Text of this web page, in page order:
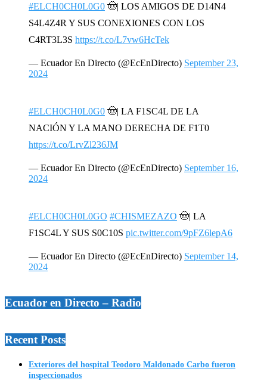
#ELCH0CH0L0G0 🤠| LOS AMIGOS DE D14N4
S4L4Z4R Y SUS CONEXIONES CON LOS
C4RT3L3S https://t.co/L7vw6HcTek
— Ecuador En Directo (@EcEnDirecto) September 23,
2024
#ELCH0CH0L0G0 🤠| LA F1SC4L DE LA
NACIÓN Y LA MANO DERECHA DE F1T0
https://t.co/LrvZl236JM
— Ecuador En Directo (@EcEnDirecto) September 16,
2024
#ELCH0CH0L0GO #CHISMEZAZO 🤠| LA
F1SC4L Y SUS S0C10S pic.twitter.com/9pFZ6lepA6
— Ecuador En Directo (@EcEnDirecto) September 14,
2024
Ecuador en Directo – Radio
Recent Posts
Exteriores del hospital Teodoro Maldonado Carbo fueron
inspeccionados